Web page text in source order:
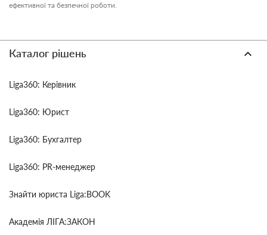
ефективної та безпечної роботи.
Каталог рішень
Liga360: Керівник
Liga360: Юрист
Liga360: Бухгалтер
Liga360: PR-менеджер
Знайти юриста Liga:BOOK
Академія ЛІГА:ЗАКОН